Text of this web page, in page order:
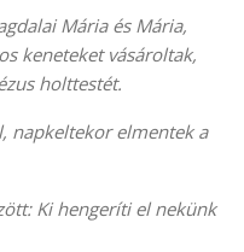
Mária és Mária,
keneteket vásároltak,
holttestét.
napkeltekor elmentek a
Ki hengeríti el nekünk